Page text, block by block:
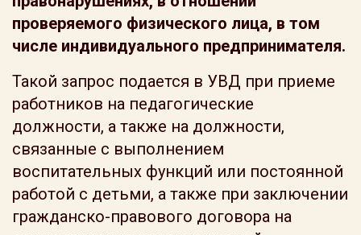
проверяемого физического лица, в том
числе индивидуального предпринимателя.
Такой запрос подается в УВД при приеме
работников на педагогические
должности, а также на должности,
связанные с выполнением
воспитательных функций или постоянной
работой с детьми, а также при заключении
гражданско-правового договора на